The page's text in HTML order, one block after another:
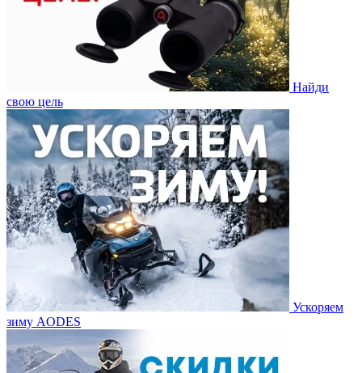
Найди
свою цель
Ускоряем
зиму AODES